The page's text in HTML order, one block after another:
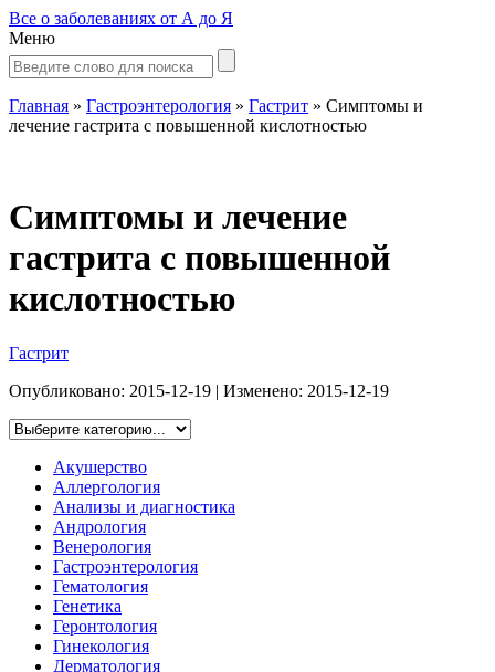
Все о заболеваниях от А до Я
Меню
Главная » Гастроэнтерология » Гастрит » Симптомы и
лечение гастрита с повышенной кислотностью
Симптомы и лечение
гастрита с повышенной
кислотностью
Гастрит
Опубликовано: 2015-12-19 | Изменено: 2015-12-19
Акушерство
Аллергология
Анализы и диагностика
Андрология
Венерология
Гастроэнтерология
Гематология
Генетика
Геронтология
Гинекология
Дерматология